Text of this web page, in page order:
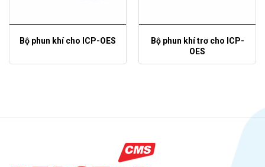
Bộ phun khí cho ICP-OES
Bộ phun khí trơ cho ICP-
OES